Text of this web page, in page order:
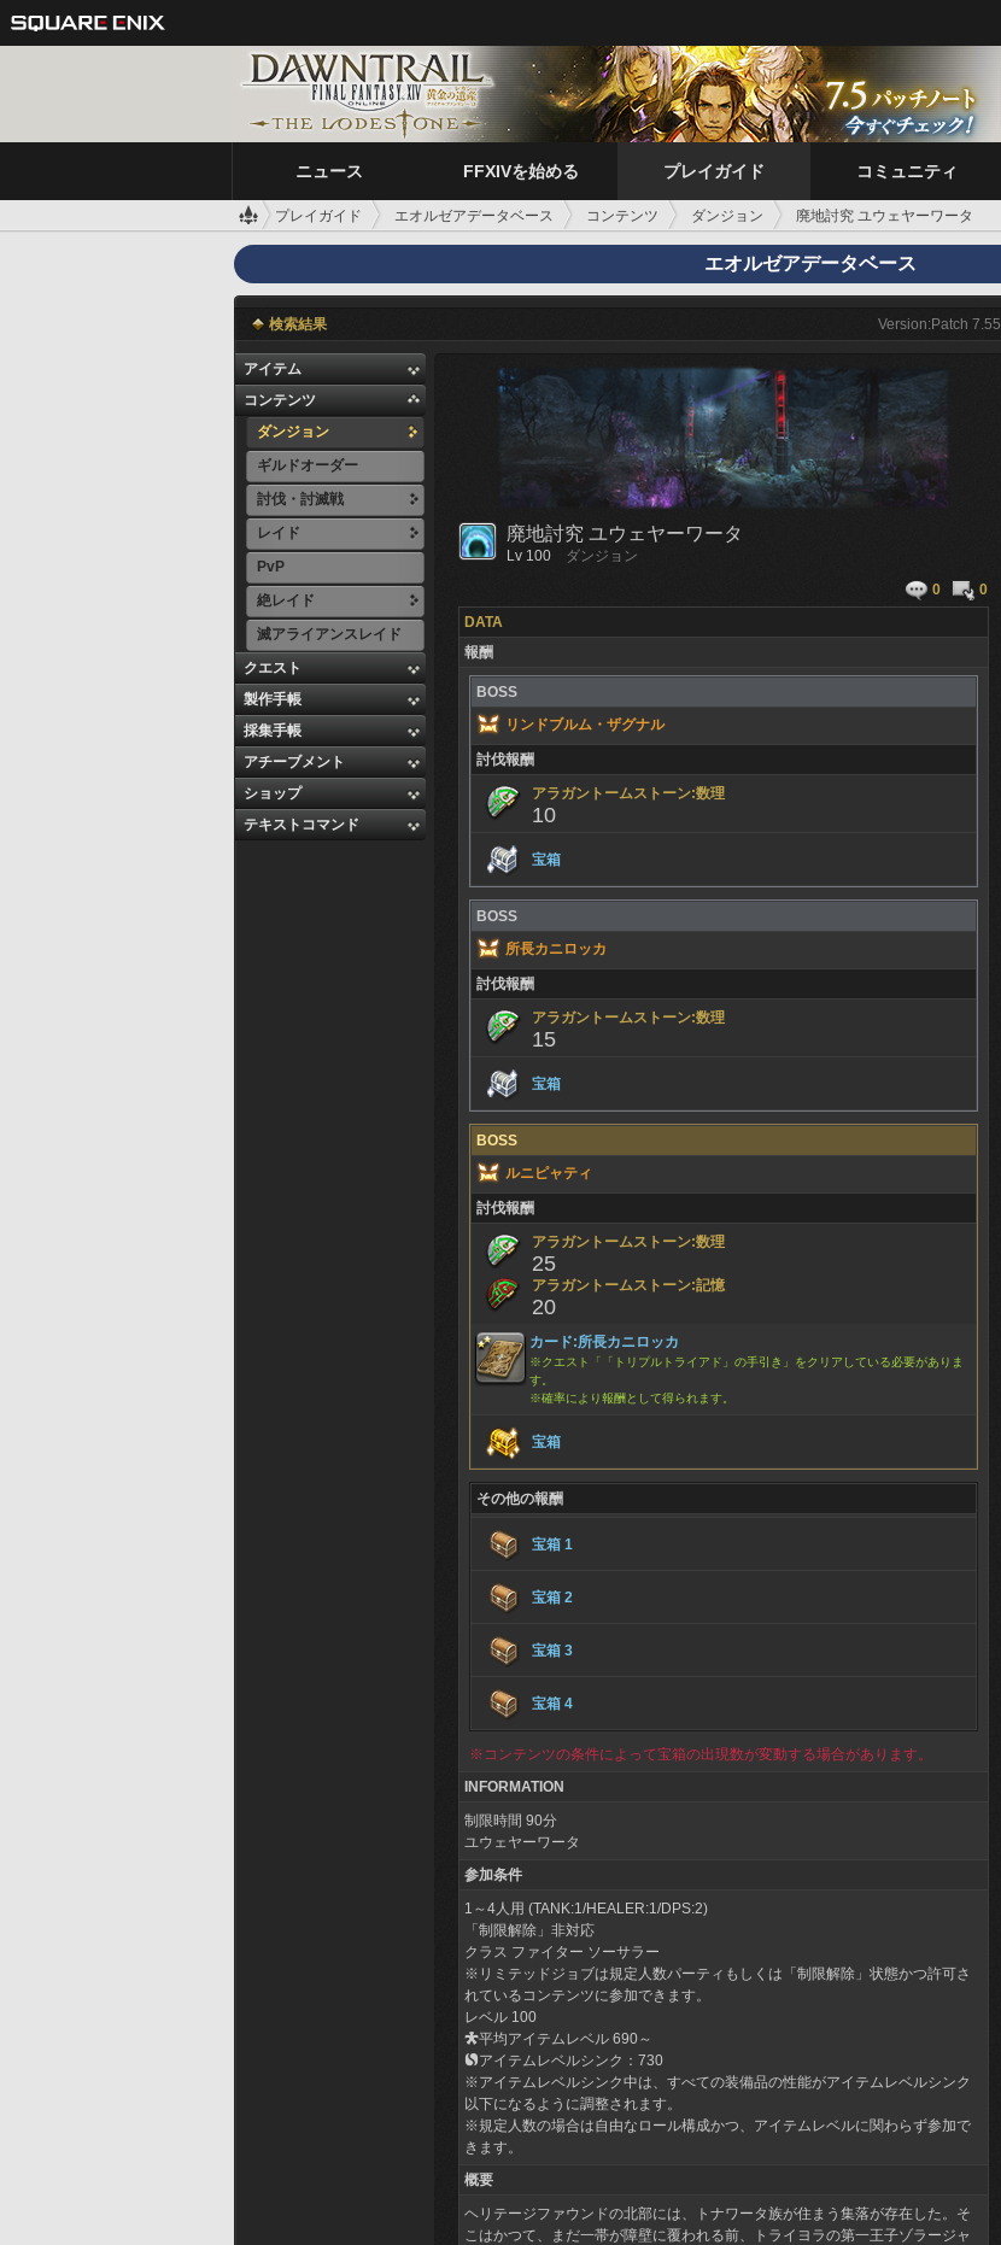
ニュース FFXIVを始める プレイガイド コミュニティ
プレイガイド エオルゼアデータベース コンテンツ ダンジョン 廃地討究 ユウェヤーワータ
エオルゼアデータベース
検索結果 Version:Patch 7.55
アイテム
コンテンツ
ダンジョン
ギルドオーダー
討伐・討滅戦
レイド
PvP
絶レイド
滅アライアンスレイド
クエスト
製作手帳
採集手帳
アチーブメント
ショップ
テキストコマンド
廃地討究 ユウェヤーワータ
Lv 100
ダンジョン
0
0
DATA
報酬
BOSS
リンドブルム・ザグナル
討伐報酬
アラガントームストーン:数理
10
宝箱
BOSS
所長カニロッカ
討伐報酬
アラガントームストーン:数理
15
宝箱
BOSS
ルニピャティ
討伐報酬
アラガントームストーン:数理
25
アラガントームストーン:記憶
20
カード:所長カニロッカ
※クエスト「「トリプルトライアド」の手引き」をクリアしている必要がありま
す。
※確率により報酬として得られます。
宝箱
その他の報酬
宝箱 1
宝箱 2
宝箱 3
宝箱 4
※コンテンツの条件によって宝箱の出現数が変動する場合があります。
INFORMATION
制限時間 90分
ユウェヤーワータ
参加条件
1～4人用 (TANK:1/HEALER:1/DPS:2)
「制限解除」非対応
クラス ファイター ソーサラー
※リミテッドジョブは規定人数パーティもしくは「制限解除」状態かつ許可さ
れているコンテンツに参加できます。
レベル 100
平均アイテムレベル 690～
アイテムレベルシンク：730
※アイテムレベルシンク中は、すべての装備品の性能がアイテムレベルシンク
以下になるように調整されます。
※規定人数の場合は自由なロール構成かつ、アイテムレベルに関わらず参加で
きます。
概要
ヘリテージファウンドの北部には、トナワータ族が住まう集落が存在した。そ
こはかつて、まだ一帯が障壁に覆われる前、トライヨラの第一王子ゾラージャ